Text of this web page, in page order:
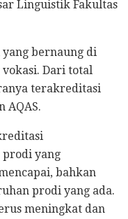
Linguistik Fakultas
bernaung di
Dari total
terakreditasi
AQAS.
prodi yang
bahkan
prodi yang ada.
meningkat dan